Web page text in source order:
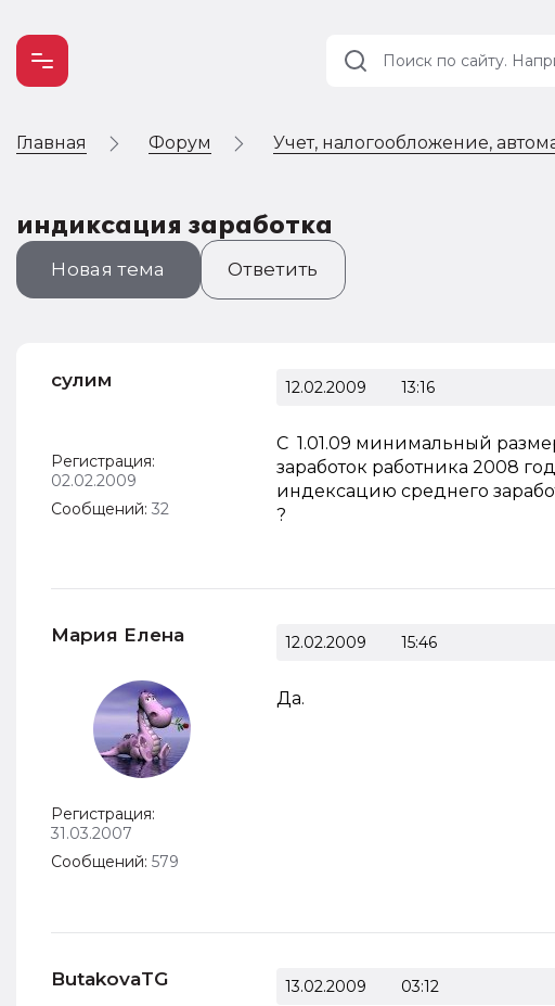
Главная Форум Учет, налогообложение,
индиксация заработка
Новая тема Ответить
сулим
Регистрация:
02.02.2009
Сообщений: 32
12.02.2009 13:16
С 1.01.09 минимальный
заработок работника 2008
индексацию среднего
?
Мария Елена
Регистрация:
31.03.2007
Сообщений: 579
12.02.2009 15:46
Да.
ButakovaTG 13.02.2009 03:12
Учет и
Автоматизация